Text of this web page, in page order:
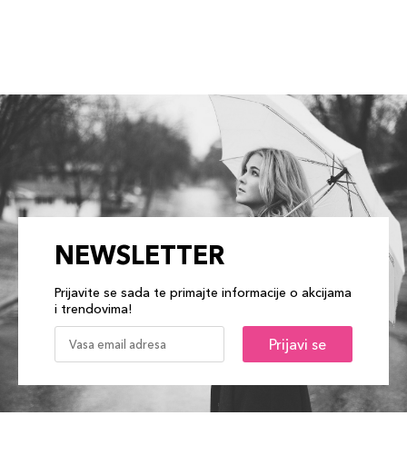
NEWSLETTER
Prijavite se sada te primajte informacije o akcijama
i trendovima!
Prijavi se